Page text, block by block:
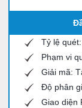
Tỷ lệ
Phạm vi
Giải mã:
Độ phân
Giao diện